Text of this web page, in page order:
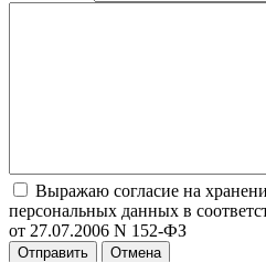
Выражаю согласие на
персональных данных в
от 27.07.2006 N 152-ФЗ
Отправить Отмена